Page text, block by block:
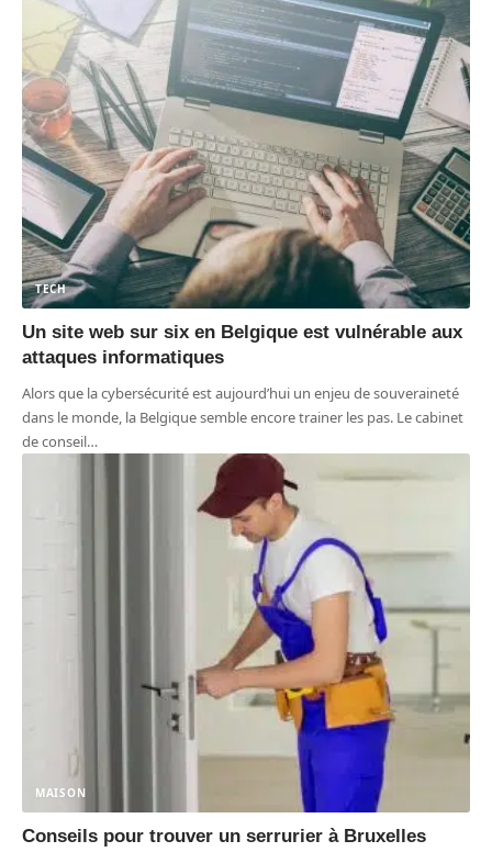
TECH
Un site web sur six en Belgique est vulnérable aux
attaques informatiques
Alors que la cybersécurité est aujourd’hui un enjeu de souveraineté
dans le monde, la Belgique semble encore trainer les pas. Le cabinet
de conseil…
MAISON
Conseils pour trouver un serrurier à Bruxelles